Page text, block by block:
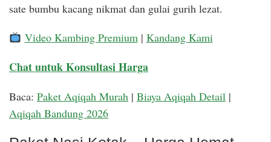
sate bumbu kacang nikmat dan gulai gurih lezat.
Video Kambing Premium| Kandang Kami
Chat untuk Konsultasi Harga
Baca: Paket Aqiqah Murah | Biaya Aqiqah Detail |
Aqiqah Bandung 2026